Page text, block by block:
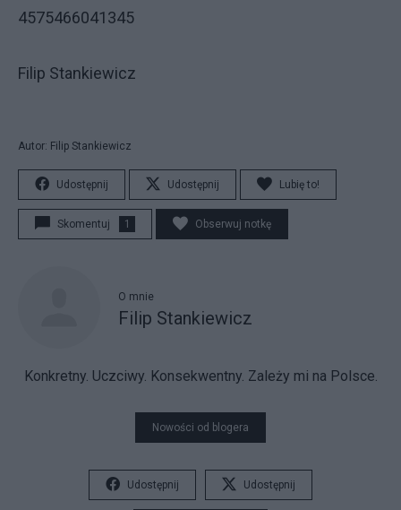
4575466041345
Filip Stankiewicz
Autor: Filip Stankiewicz
Udostępnij Udostępnij Lubię to!
Skomentuj 1 Obserwuj notkę
O mnie
Filip Stankiewicz
Konkretny. Uczciwy. Konsekwentny. Zależy mi na Polsce.
Nowości od blogera
Udostępnij Udostępnij